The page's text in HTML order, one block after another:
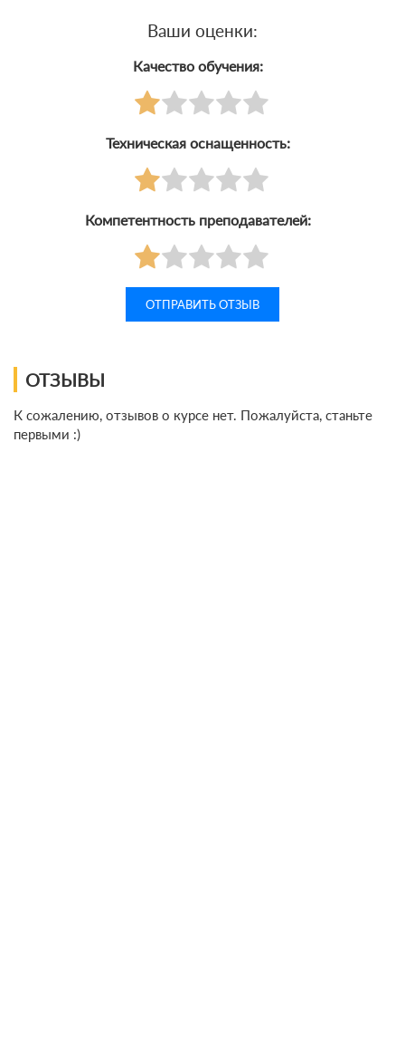
Ваши оценки:
Качество обучения:
Техническая оснащенность:
Компетентность преподавателей:
ОТЗЫВЫ
К сожалению, отзывов о курсе нет. Пожалуйста, станьте
первыми :)